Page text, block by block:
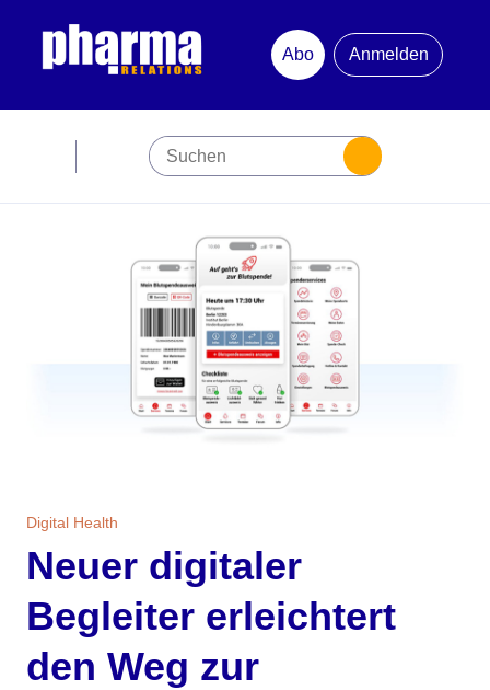
Abo
Anmelden
Premiumpartner
Marketing
Branche
Studien
Magazin
Aktuelle Ausgabe
Ausgabenarchiv
Kontakt
Team
Digital Health
Neuer digitaler
Begleiter erleichtert
den Weg zur